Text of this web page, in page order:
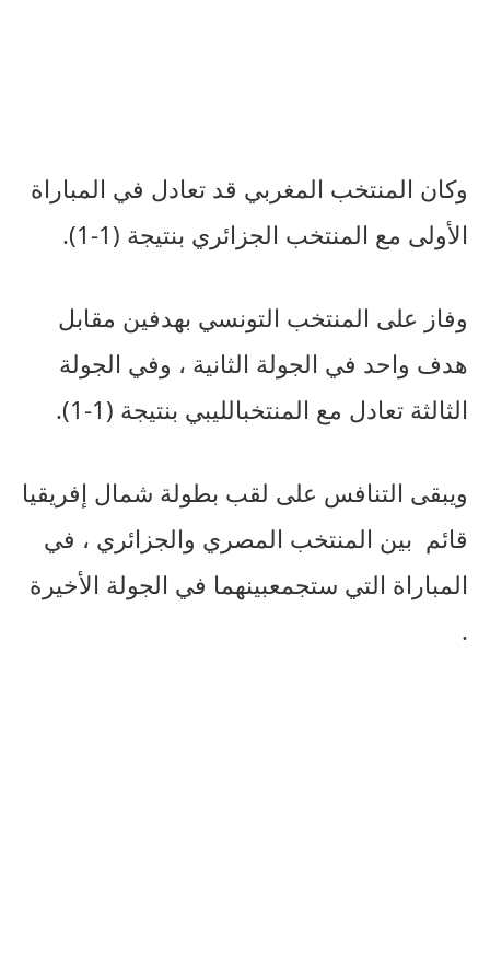
وكان المنتخب المغربي قد تعادل في المباراة
الأولى مع المنتخب الجزائري بنتيجة (1-1).
وفاز على المنتخب التونسي بهدفين مقابل
هدف واحد في الجولة الثانية ، وفي الجولة
الثالثة تعادل مع المنتخبالليبي بنتيجة (1-1).
ويبقى التنافس على لقب بطولة شمال إفريقيا
قائم بين المنتخب المصري والجزائري ، في
المباراة التي ستجمعبينهما في الجولة الأخيرة
.